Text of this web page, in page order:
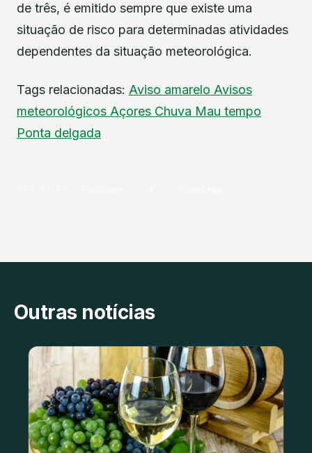
de três, é emitido sempre que existe uma
situação de risco para determinadas atividades
dependentes da situação meteorológica.
Tags relacionadas: Aviso amarelo Avisos
meteorológicos Açores Chuva Mau tempo
Ponta delgada
Outras notícias